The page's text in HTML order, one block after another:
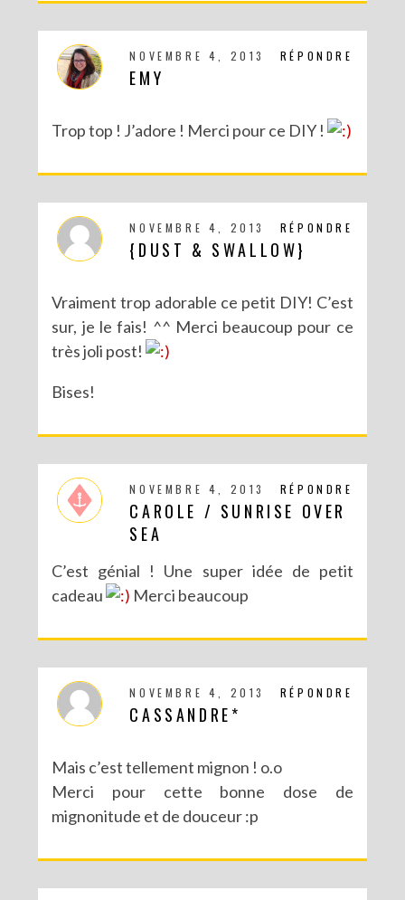
RÉPONDRE
NOVEMBRE 4, 2013
EMY
Trop top ! J’adore ! Merci pour ce DIY !
RÉPONDRE
NOVEMBRE 4, 2013
{DUST & SWALLOW}
Vraiment trop adorable ce petit DIY! C’est
sur, je le fais! ^^ Merci beaucoup pour ce
très joli post!
Bises!
RÉPONDRE
NOVEMBRE 4, 2013
CAROLE / SUNRISE OVER
SEA
C’est génial ! Une super idée de petit
cadeau
Merci beaucoup
RÉPONDRE
NOVEMBRE 4, 2013
CASSANDRE*
Mais c’est tellement mignon ! o.o
Merci pour cette bonne dose de
mignonitude et de douceur :p